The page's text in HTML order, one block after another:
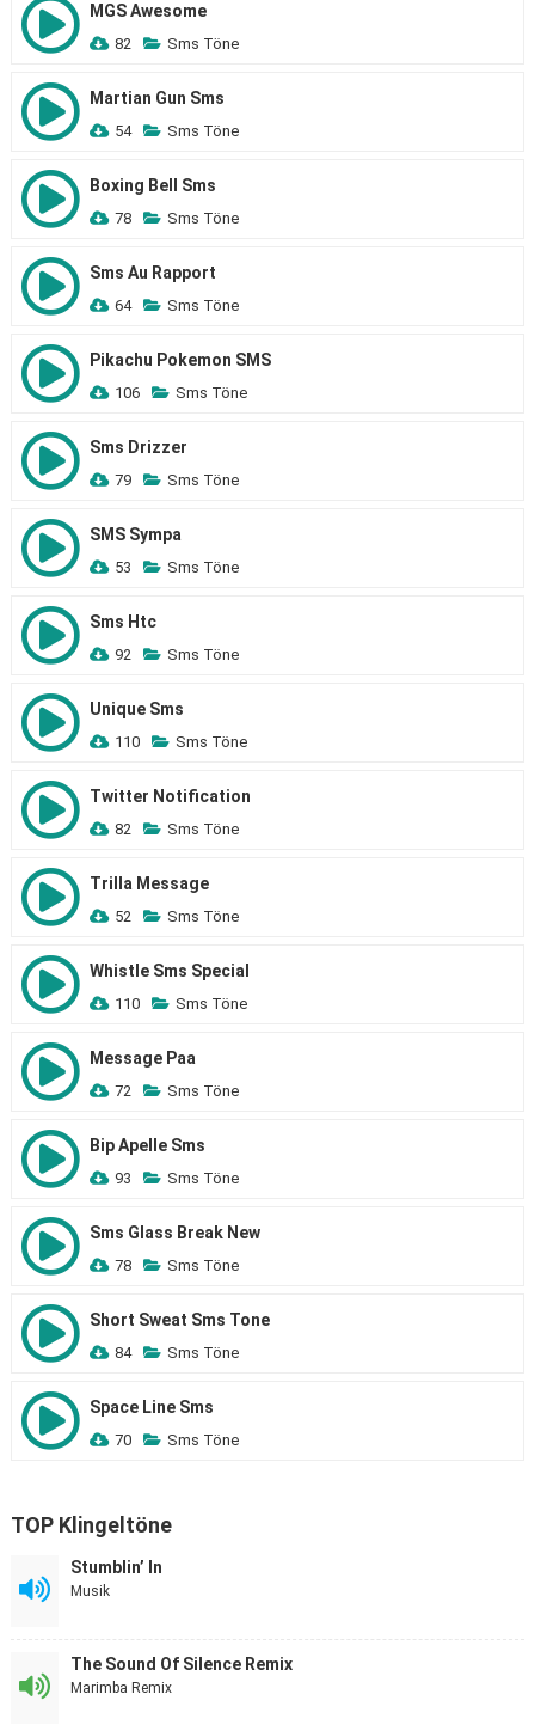
MGS Awesome
82 Sms Töne
Martian Gun Sms
54 Sms Töne
Boxing Bell Sms
78 Sms Töne
Sms Au Rapport
64 Sms Töne
Pikachu Pokemon SMS
106 Sms Töne
Sms Drizzer
79 Sms Töne
SMS Sympa
53 Sms Töne
Sms Htc
92 Sms Töne
Unique Sms
110 Sms Töne
Twitter Notification
82 Sms Töne
Trilla Message
52 Sms Töne
Whistle Sms Special
110 Sms Töne
Message Paa
72 Sms Töne
Bip Apelle Sms
93 Sms Töne
Sms Glass Break New
78 Sms Töne
Short Sweat Sms Tone
84 Sms Töne
Space Line Sms
70 Sms Töne
TOP Klingeltöne
Stumblin’ In
Musik
The Sound Of Silence Remix
Marimba Remix